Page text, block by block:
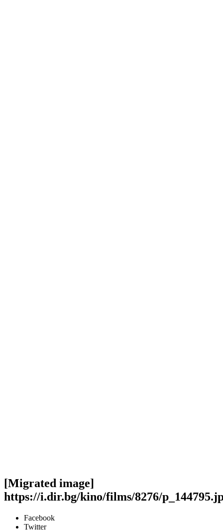
[Migrated image]
https://i.dir.bg/kino/films/8276/
Facebook
Twitter